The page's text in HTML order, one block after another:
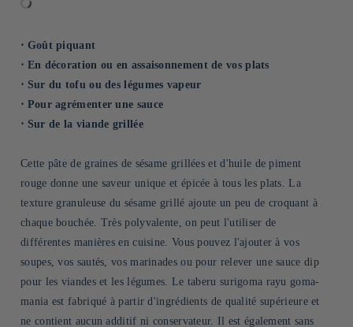
⋅ Goût piquant
⋅ En décoration ou en assaisonnement de vos plats
⋅ Sur du tofu ou des légumes vapeur
⋅ Pour agrémenter une sauce
⋅ Sur de la viande grillée
Cette pâte de graines de sésame grillées et d'huile de piment
rouge donne une saveur unique et épicée à tous les plats. La
texture granuleuse du sésame grillé ajoute un peu de croquant à
chaque bouchée. Très polyvalente, on peut l'utiliser de
différentes manières en cuisine. Vous pouvez l'ajouter à vos
soupes, vos sautés, vos marinades ou pour relever une sauce dip
pour les viandes et les légumes. Le taberu surigoma rayu goma-
mania est fabriqué à partir d'ingrédients de qualité supérieure et
ne contient aucun additif ni conservateur. Il est également sans